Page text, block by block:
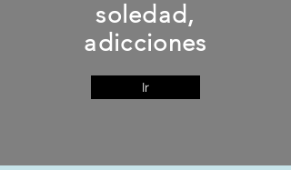
soledad,
adicciones
Ir